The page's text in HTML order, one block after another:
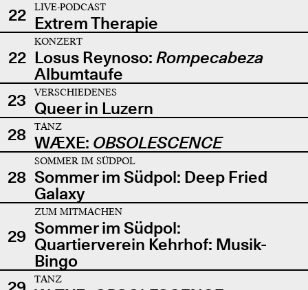
22
LIVE-PODCAST
Extrem Therapie
22
KONZERT
Losus Reynoso: Rompecabeza
Albumtaufe
23
VERSCHIEDENES
Queer in Luzern
28
TANZ
WÆXE: OBSOLESCENCE
28
SOMMER IM SÜDPOL
Sommer im Südpol: Deep Fried
Galaxy
29
ZUM MITMACHEN
Sommer im Südpol:
Quartierverein Kehrhof: Musik-
Bingo
TANZ